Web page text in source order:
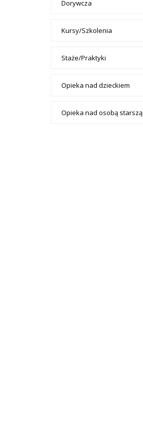
Dorywcza
Kursy/Szkolenia
Staże/Praktyki
Opieka nad dzieckiem
Opieka nad osobą starszą